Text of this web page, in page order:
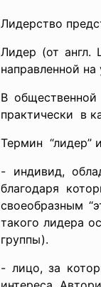
Лидерство
Лидер (от англ.
направленной
В
практически в
Термин “лидер”
- индивид,
благодаря
своеобразным
такого лидера
группы).
- лицо, за